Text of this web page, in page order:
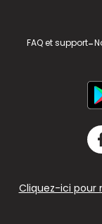
FAQ et support-
Cliquez-ici pour